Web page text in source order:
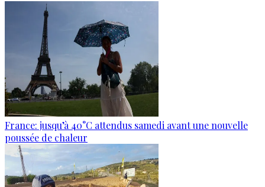
France: jusqu’à 40°C attendus samedi avant une nouvelle
poussée de chaleur